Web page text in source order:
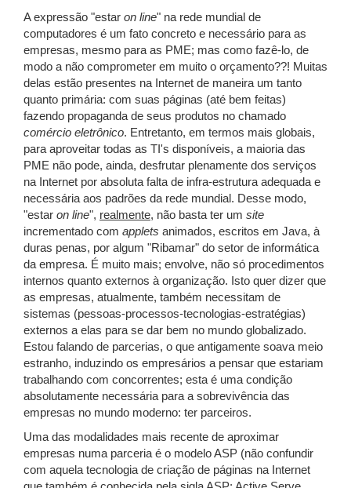
A expressão "estar on line" na rede mundial de
computadores é um fato concreto e necessário para as
empresas, mesmo para as PME; mas como fazê-lo, de
modo a não comprometer em muito o orçamento??! Muitas
delas estão presentes na Internet de maneira um tanto
quanto primária: com suas páginas (até bem feitas)
fazendo propaganda de seus produtos no chamado
comércio eletrônico. Entretanto, em termos mais globais,
para aproveitar todas as TI's disponíveis, a maioria das
PME não pode, ainda, desfrutar plenamente dos serviços
na Internet por absoluta falta de infra-estrutura adequada e
necessária aos padrões da rede mundial. Desse modo,
"estar on line", realmente, não basta ter um site
incrementado com applets animados, escritos em Java, à
duras penas, por algum "Ribamar" do setor de informática
da empresa. É muito mais; envolve, não só procedimentos
internos quanto externos à organização. Isto quer dizer que
as empresas, atualmente, também necessitam de
sistemas (pessoas-processos-tecnologias-estratégias)
externos a elas para se dar bem no mundo globalizado.
Estou falando de parcerias, o que antigamente soava meio
estranho, induzindo os empresários a pensar que estariam
trabalhando com concorrentes; esta é uma condição
absolutamente necessária para a sobrevivência das
empresas no mundo moderno: ter parceiros.
Uma das modalidades mais recente de aproximar
empresas numa parceria é o modelo ASP (não confundir
com aquela tecnologia de criação de páginas na Internet